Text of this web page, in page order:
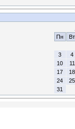
Пн
Вт
3
4
10
11
17
18
24
25
31